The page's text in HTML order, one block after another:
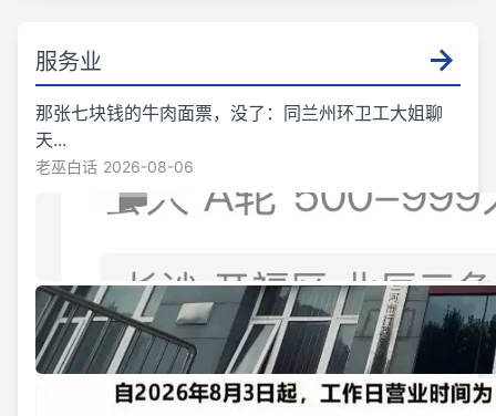
服务业
那张七块钱的牛肉面票，没了：同兰州环卫工大姐聊
天...
老巫白话 2026-08-06